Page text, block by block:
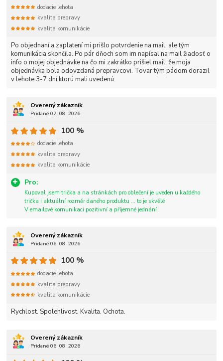
Po objednaní a zaplatení mi prišlo potvrdenie na mail, ale tým
komunikácia skončila. Po pár dňoch som im napísal na mail žiadosť o
info o mojej objednávke na čo mi zakrátko prišiel mail, že moja
objednávka bola odovzdaná prepravcovi. Tovar tým pádom dorazil
v lehote 3-7 dní ktorú mali uvedenú.
dodacie lehota
kvalita prepravy
kvalita komunikácie
Overený zákazník
Pridané 07. 08. 2026
Pro:
Kupoval jsem trička a na stránkách pro oblečení je uveden u každého
trička i aktuální rozměr daného produktu ... to je skvělé
V emailové komunikaci pozitivní a příjemné jednání .
100 %
dodacie lehota
kvalita prepravy
kvalita komunikácie
Overený zákazník
Pridané 06. 08. 2026
Rychlost. Spolehlivost. Kvalita. Ochota.
100 %
dodacie lehota
kvalita prepravy
kvalita komunikácie
Overený zákazník
Pridané 06. 08. 2026